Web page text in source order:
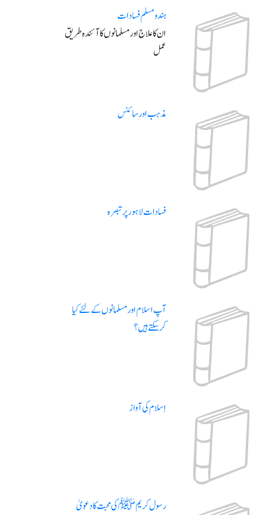
ہندو مسلم فسادات
ان کا علاج اور مسلمانوں کا آئندہ طریق
عمل
مذہب اور سائنس
فسادات لاہور پر تبصرہ
آپ اسلام اور مسلمانوں کے لئے کیا
کرسکتے ہیں؟
اِسلام کی آواز
رسول کریم ﷺ کی محبت کا دعویٰ